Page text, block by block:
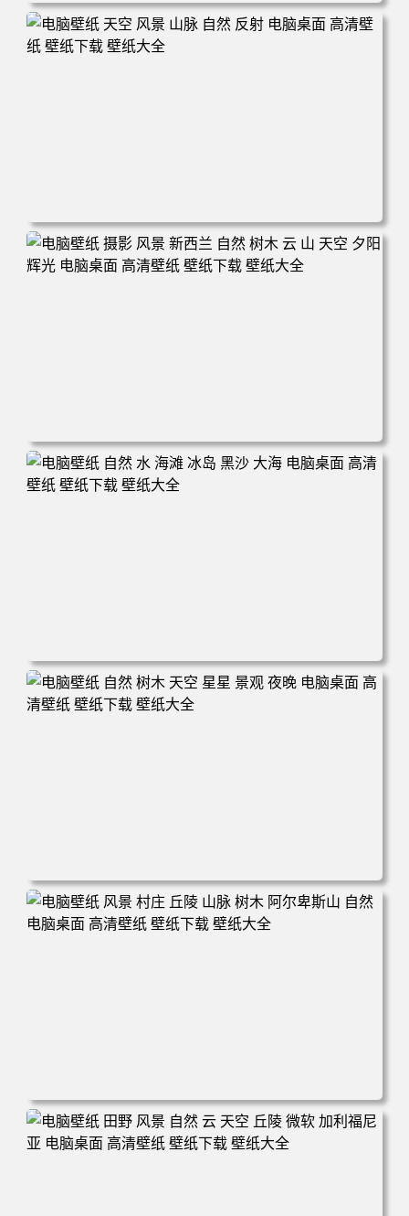
电脑壁纸 自然 河流 景观 电脑桌面 高清壁纸 壁纸下载 壁纸
大全
电脑壁纸 天空 风景 山脉 自然 反射 电脑桌面 高清壁纸 壁纸
下载 壁纸大全
电脑壁纸 摄影 风景 新西兰 自然 树木 云 山 天空 夕阳 辉光
电脑桌面 高清壁纸 壁纸下载 壁纸大全
电脑壁纸 自然 水 海滩 冰岛 黑沙 大海 电脑桌面 高清壁纸
壁纸下载 壁纸大全
电脑壁纸 自然 树木 天空 星星 景观 夜晚 电脑桌面 高清壁纸
壁纸下载 壁纸大全
电脑壁纸 风景 村庄 丘陵 山脉 树木 阿尔卑斯山 自然 电脑桌
面 高清壁纸 壁纸下载 壁纸大全